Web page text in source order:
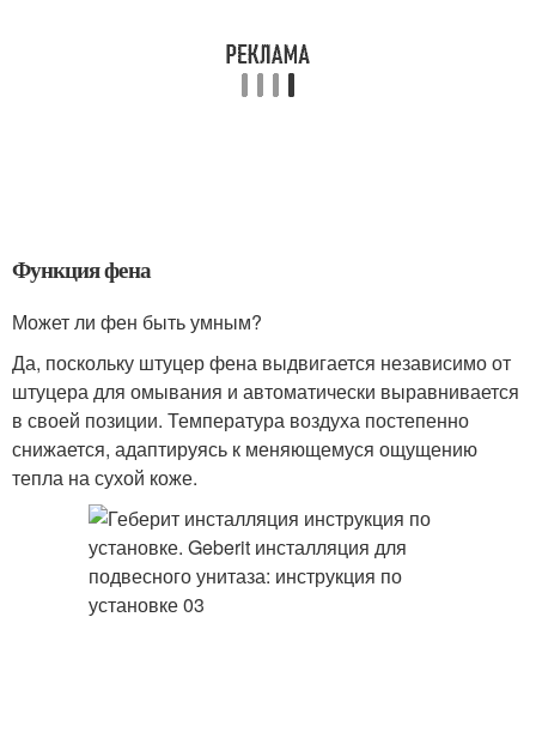
Функция фена
Может ли фен быть умным?
Да, поскольку штуцер фена выдвигается независимо от
штуцера для омывания и автоматически выравнивается
в своей позиции. Температура воздуха постепенно
снижается, адаптируясь к меняющемуся ощущению
тепла на сухой коже.